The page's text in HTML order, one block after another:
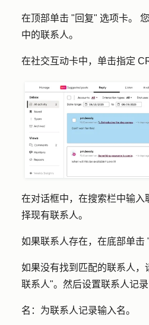
在顶部单击 " 回复" 选项卡。
中的联系人。
在社交互动卡中，单击指定
在对话框中，在搜索栏中输入
择现有联系人。
如果联系人存在，在底部单击
如果没有找到匹配的联系人，
联系人"。然后设置联系人记录
名： 为联系人记录输入名。